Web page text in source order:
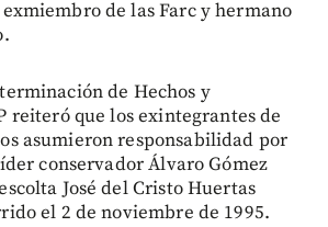
de las Farc y hermano
de Hechos y
reiteró que los exintegrantes de
asumieron responsabilidad por
conservador Álvaro Gómez
José del Cristo Huertas
el 2 de noviembre de 1995.